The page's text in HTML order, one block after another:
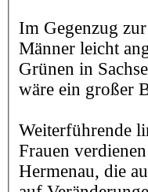
Im Gegenzug
Männer leicht
Grünen in
wäre ein großer
Weiterführende
Frauen
Hermenau, die